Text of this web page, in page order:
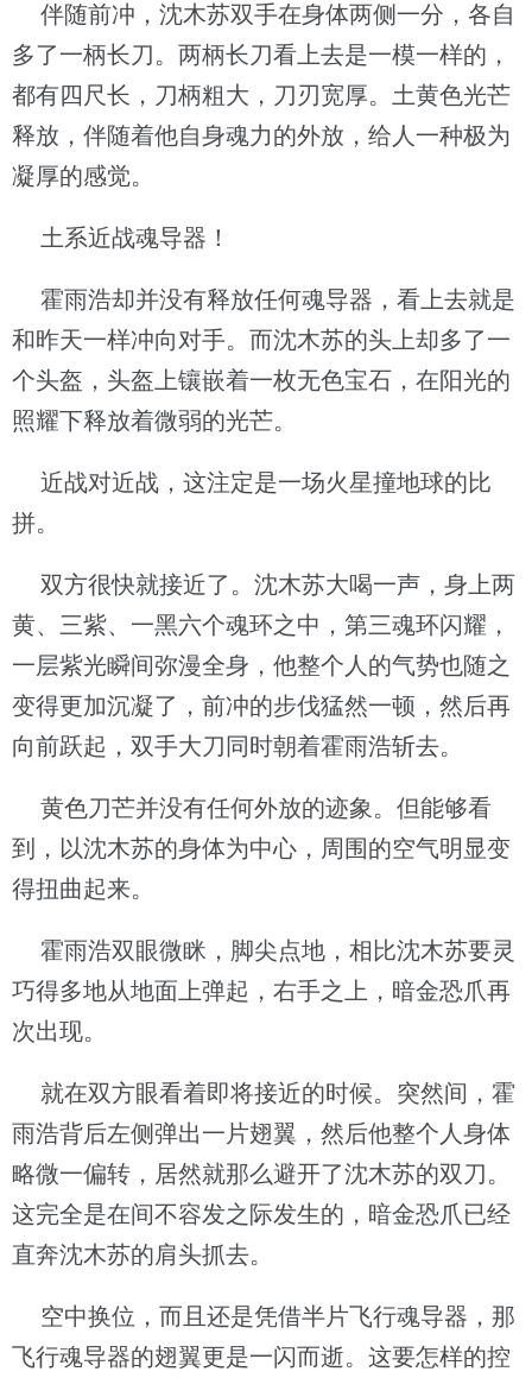
伴随前冲，沈木苏双手在身体两侧一分，各自
多了一柄长刀。两柄长刀看上去是一模一样的，
都有四尺长，刀柄粗大，刀刃宽厚。土黄色光芒
释放，伴随着他自身魂力的外放，给人一种极为
凝厚的感觉。
土系近战魂导器！
霍雨浩却并没有释放任何魂导器，看上去就是
和昨天一样冲向对手。而沈木苏的头上却多了一
个头盔，头盔上镶嵌着一枚无色宝石，在阳光的
照耀下释放着微弱的光芒。
近战对近战，这注定是一场火星撞地球的比
拼。
双方很快就接近了。沈木苏大喝一声，身上两
黄、三紫、一黑六个魂环之中，第三魂环闪耀，
一层紫光瞬间弥漫全身，他整个人的气势也随之
变得更加沉凝了，前冲的步伐猛然一顿，然后再
向前跃起，双手大刀同时朝着霍雨浩斩去。
黄色刀芒并没有任何外放的迹象。但能够看
到，以沈木苏的身体为中心，周围的空气明显变
得扭曲起来。
霍雨浩双眼微眯，脚尖点地，相比沈木苏要灵
巧得多地从地面上弹起，右手之上，暗金恐爪再
次出现。
就在双方眼看着即将接近的时候。突然间，霍
雨浩背后左侧弹出一片翅翼，然后他整个人身体
略微一偏转，居然就那么避开了沈木苏的双刀。
这完全是在间不容发之际发生的，暗金恐爪已经
直奔沈木苏的肩头抓去。
空中换位，而且还是凭借半片飞行魂导器，那
飞行魂导器的翅翼更是一闪而逝。这要怎样的控